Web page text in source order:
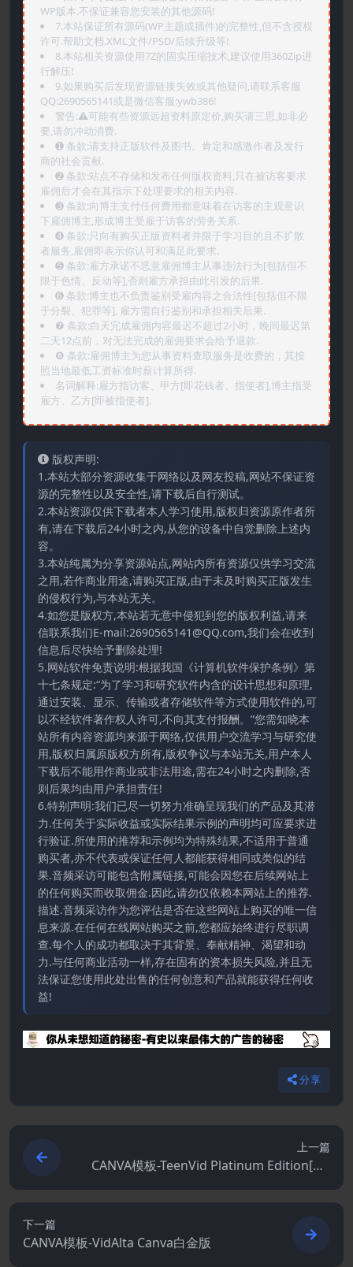
WP版本.不保证兼容您安装的其他源码!
7.本站保证所有源码(WP主题或插件)的完整性,但不含授权
许可.帮助文档.XML文件/PSD/后续升级等!
8.本站相关资源使用7Z的固实压缩技术,建议使用360Zip进
行解压!
9.如果购买后发现资源链接失效或其他疑问,请联系客服
QQ:2690565141或是微信客服:ywb386!
警告:⚠️可能有些资源远超资料原定价,购买请三思,如非必
要,请勿冲动消费.
➊️ 条款:请支持正版软件及图书。肯定和感激作者及发行
商的社会贡献.
➋️ 条款:站点不存储和发布任何版权资料,只在被访客要求
雇佣后才会在其指示下处理要求的相关内容.
➌️ 条款:向博主支付任何费用都意味着在访客的主观意识
下雇佣博主,形成博主受雇于访客的劳务关系.
➍️ 条款:只向有购买正版资料者并限于学习目的且不扩散
者服务,雇佣即表示你认可和满足此要求.
➎ 条款:雇方承诺不恶意雇佣博主从事违法行为[包括但不
限于色情、反动等],否则雇方承担由此引发的后果.
➏️ 条款:博主也不负责鉴别受雇内容之合法性[包括但不限
于分裂、犯罪等], 雇方需自行鉴别和承担相关后果.
❼ 条款:白天完成雇佣内容最迟不超过2小时，晚间最迟第
二天12点前，对无法完成的雇佣要求会给予退款.
❽ 条款:雇佣博主为您从事资料查取服务是收费的，其按
照当地最低工资标准时薪计算所得.
名词解释:雇方指访客、甲方[即花钱者、指使者],博主指受
雇方、乙方[即被指使者].
版权声明:
1.本站大部分资源收集于网络以及网友投稿,网站不保证资
源的完整性以及安全性,请下载后自行测试。
2.本站资源仅供下载者本人学习使用,版权归资源原作者所
有,请在下载后24小时之内,从您的设备中自觉删除上述内
容。
3.本站纯属为分享资源站点,网站内所有资源仅供学习交流
之用,若作商业用途,请购买正版,由于未及时购买正版发生
的侵权行为,与本站无关。
4.如您是版权方,本站若无意中侵犯到您的版权利益,请来
信联系我们E-mail:2690565141@QQ.com,我们会在收到
信息后尽快给予删除处理!
5.网站软件免责说明:根据我国《计算机软件保护条例》第
十七条规定:“为了学习和研究软件内含的设计思想和原理,
通过安装、显示、传输或者存储软件等方式使用软件的,可
以不经软件著作权人许可,不向其支付报酬。”您需知晓本
站所有内容资源均来源于网络,仅供用户交流学习与研究使
用,版权归属原版权方所有,版权争议与本站无关,用户本人
下载后不能用作商业或非法用途,需在24小时之内删除,否
则后果均由用户承担责任!
6.特别声明:我们已尽一切努力准确呈现我们的产品及其潜
力.任何关于实际收益或实际结果示例的声明均可应要求进
行验证.所使用的推荐和示例均为特殊结果,不适用于普通
购买者,亦不代表或保证任何人都能获得相同或类似的结
果.音频采访可能包含附属链接,可能会因您在后续网站上
的任何购买而收取佣金.因此,请勿仅依赖本网站上的推荐.
描述.音频采访作为您评估是否在这些网站上购买的唯一信
息来源.在任何在线网站购买之前,您都应始终进行尽职调
查.每个人的成功都取决于其背景、奉献精神、渴望和动
力.与任何商业活动一样,存在固有的资本损失风险,并且无
法保证您使用此处出售的任何创意和产品就能获得任何收
益!
分享
上一篇
CANVA模板-TeenVid Platinum Edition[OT
下一篇
CANVA模板-VidAlta Canva白金版